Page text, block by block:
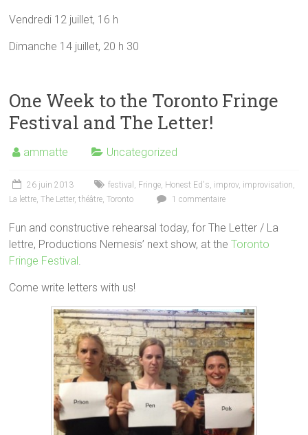
Vendredi 12 juillet, 16 h
Dimanche 14 juillet, 20 h 30
One Week to the Toronto Fringe
Festival and The Letter!
ammatte Uncategorized
26 juin 2013 festival Fringe Honest Ed's improv, improvisation
La lettre ,The Letter,théâtre ,Toronto 1 commentaire
Fun and constructive rehearsal today, for The Letter / La
lettre, Productions Nemesis’ next show, at theToronto
Fringe Festival
Come write letters with us!